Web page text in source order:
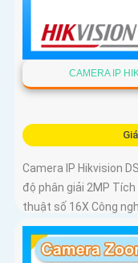
CAMERA IP
Camera IP Hikvision
độ phân giải 2MP
thuật số 16X Công
trong khi AI
tiện, chụp tối đa 5